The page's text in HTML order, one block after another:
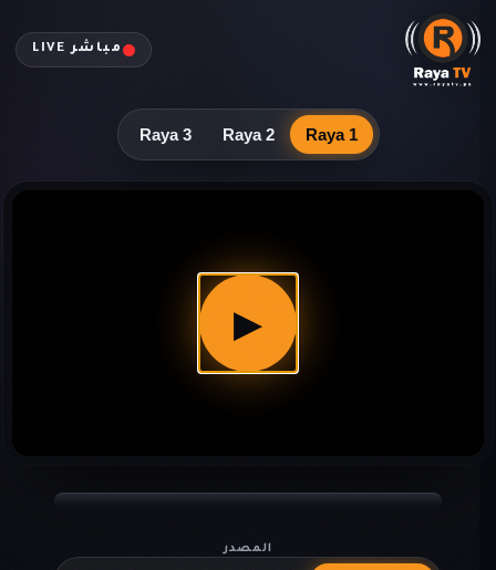
مباشر LIVE
Raya 1
Raya 2
Raya 3
▶
المصدر